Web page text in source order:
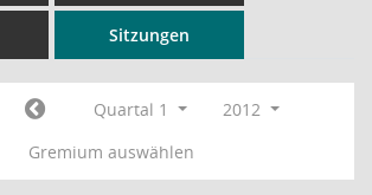
Sitzungen
Quartal 1
2012
Gremium auswählen